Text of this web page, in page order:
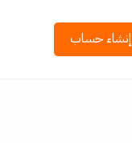
إنشاء حساب